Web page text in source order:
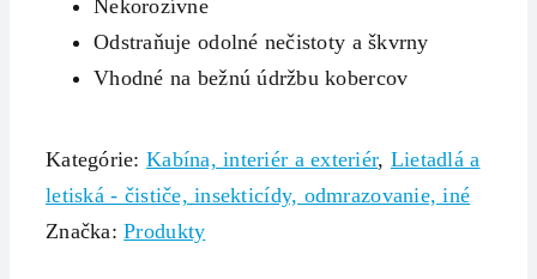
Nekorozívne
Odstraňuje odolné nečistoty a škvrny
Vhodné na bežnú údržbu kobercov
Kategórie: Kabína, interiér a exteriér, Lietadlá a
letiská - čističe, insekticídy, odmrazovanie, iné
Značka:Produkty